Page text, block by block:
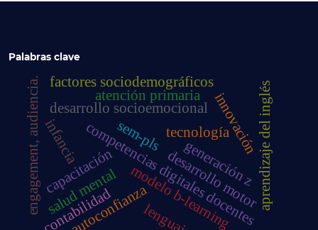
Palabras clave
modelo b-learning
competencias digitales docentes
tecnología
capacitación
innovación
desarrollo socioemocional aprendizaje del inglés
autoconfianza desarrollo motor
engagement, audiencia. factores sociodemográficos
salud mental
atención primaria
contabilidad
generación z
sem-pls
infancia
lenguaje